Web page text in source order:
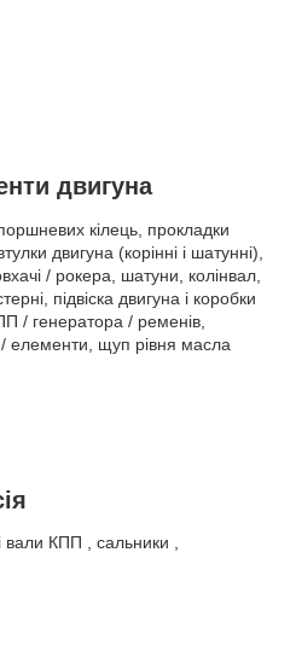
двигуна
кілець, прокладки
двигуна (корінні і шатунні),
/ рокера, шатуни, колінвал,
підвіска двигуна і коробки
/ генератора / ременів,
елементи, щуп рівня масла
вали КПП , сальники ,